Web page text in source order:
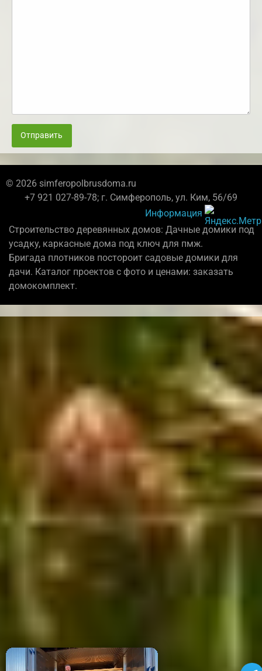
Отправить
© 2026 simferopolbrusdoma.ru
+7 921 027-89-78; г. Симферополь, ул. Ким, 56/69
Информация
Строительство деревянных домов: Дачные домики под
усадку, каркасные дома под ключ для пмж.
Бригада плотников постороит садовые домики для
дачи. Каталог проектов с фото и ценами: заказать
домокомплект.